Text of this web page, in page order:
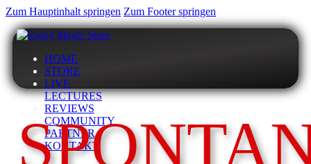
Zum Hauptinhalt springen Zum Footer springen
HOME
STORE
LIVE
LECTURES
REVIEWS
COMMUNITY
PARTNER
KONTAKT